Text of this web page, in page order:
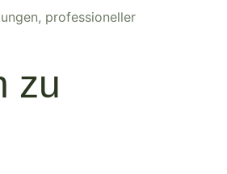
professioneller
zu